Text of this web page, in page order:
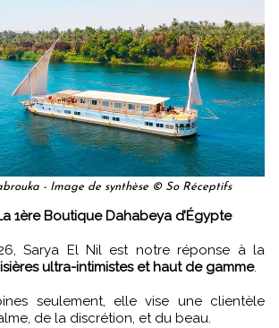
- Image de synthèse © So Réceptifs
1ère Boutique Dahabeya d’Égypte
Sarya El Nil est notre réponse à la
ultra-intimistes et haut de gamme.
seulement, elle vise une clientèle
de la discrétion, et du beau.